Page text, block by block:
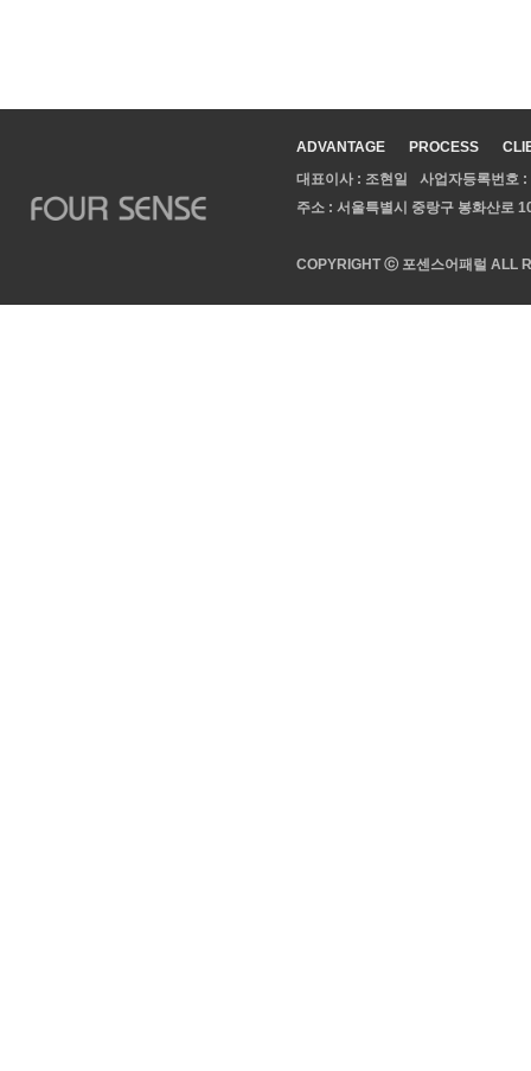
ADVANTAGE PROCESS
대표이사 : 조현일
사업자등록번호
주소 : 서울특별시 중랑구 봉화산로
COPYRIGHT ⓒ 포센스어패럴 ALL